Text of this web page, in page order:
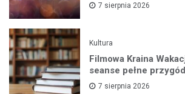
7 sierpnia 2026
Kultura
Filmowa Kraina
seanse pełne
7 sierpnia 2026